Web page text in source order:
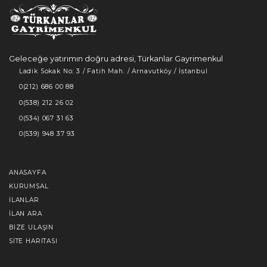
Geleceğe yatırımın doğru adresi, Türkanlar Gayrimenkul
Ladik Sokak No: 3 / Fatih Mah. / Arnavutköy / İstanbul
0(212) 686 00 88
0(538) 212 26 02
0(534) 067 31 63
0(539) 948 37 93
ANASAYFA
KURUMSAL
İLANLAR
İLAN ARA
BIZE ULAŞIN
SITE HARITASI